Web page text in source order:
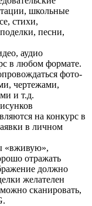
школьные
стихи,
песни,
аудио
в любом формате.
фото-
чертежами,
и т.д.
на конкурс в
в личном
«вживую»,
отражать
должно
желателен
сканировать,